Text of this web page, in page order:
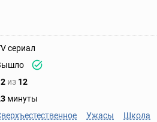
сериал
из 12
минуты
Ужасы
Школа